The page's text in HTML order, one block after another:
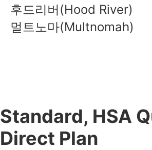
후드리버(Hood River)
멀트노마(Multnomah)
Standard, HSA
Direct Plan